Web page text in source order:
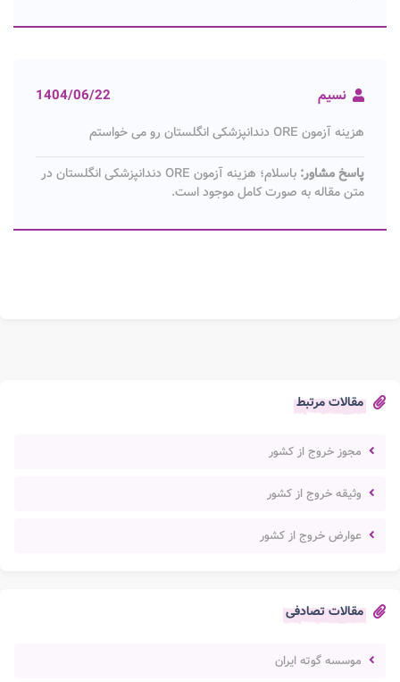
مقالات مرتبط
مجوز خروج از کشور
وثیقه خروج از کشور
عوارض خروج از کشور
مقالات تصادفی
موسسه گوته ایران
نسیم 1404/06/22
هزینه آزمون ORE دندانپزشکی انگلستان رو می خواستم
پاسخ مشاور:
باسلام؛ هزینه آزمون ORE دندانپزشکی انگلستان در
متن مقاله به صورت کامل موجود است.